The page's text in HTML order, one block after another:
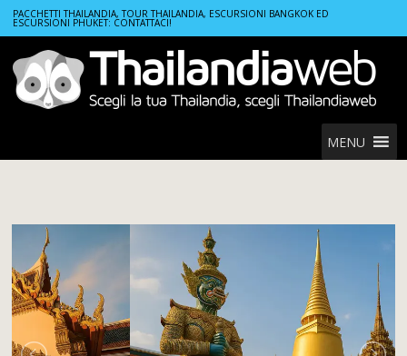
PACCHETTI THAILANDIA, TOUR THAILANDIA, ESCURSIONI BANGKOK ED
ESCURSIONI PHUKET: CONTATTACI!
MENU
Home
Tours